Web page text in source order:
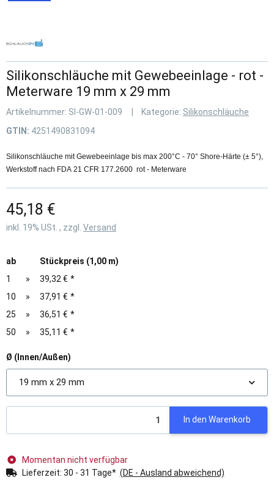
Silikonschläuche mit Gewebeeinlage - rot -
Meterware 19 mm x 29 mm
Artikelnummer: SI-GW-01-009 Kategorie: Silikonschläuche
GTIN: 4251490831094
Silikonschläuche mit Gewebeeinlage bis max 200°C - 70° Shore-Härte (± 5°),
Werkstoff nach FDA 21 CFR 177.2600 rot - Meterware
45,18 €
inkl. 19% USt. , zzgl. Versand
ab
Stückpreis (1,00 m)
1
» 39,32 € *
10
» 37,91 € *
25
» 36,51 € *
50
» 35,11 € *
Ø (Innen/Außen)
19 mm x 29 mm
In den Warenkorb
Momentan nicht verfügbar
Lieferzeit: 30 - 31 Tage* (DE - Ausland abweichend)